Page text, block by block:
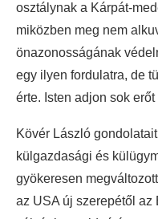
osztálynak a Kárpát-
miközben meg nem
önazonosságának
egy ilyen fordulatra, de
érte. Isten adjon sok erőt
Kövér László
külgazdasági és
gyökeresen
az USA új szerepétől az